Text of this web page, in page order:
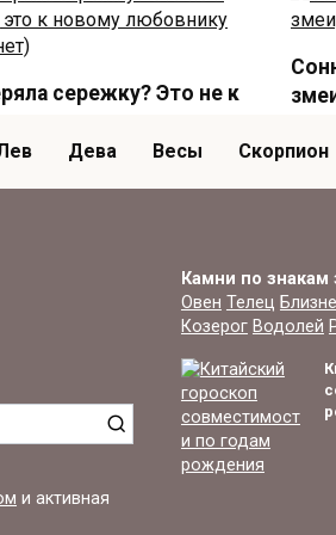
сережку? Это не к
это к новому
(или нет)
серёжка — это не
кошмары по ночам
ли, что вам часто снятся
К
Дева Весы Скорпион
и активная
Камни по знакам
Овен Телец
Козерог Водолей